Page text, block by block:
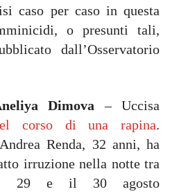
caso per caso in questa
o presunti tali,
dall’Osservatorio
Dimova – Uccisa
corso di una rapina.
Renda, 32 anni, ha
irruzione nella notte tra
29 e il 30 agosto